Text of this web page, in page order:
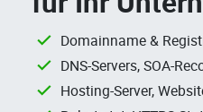
Domainname &
DNS-Servers, SOA-
Hosting-Server,